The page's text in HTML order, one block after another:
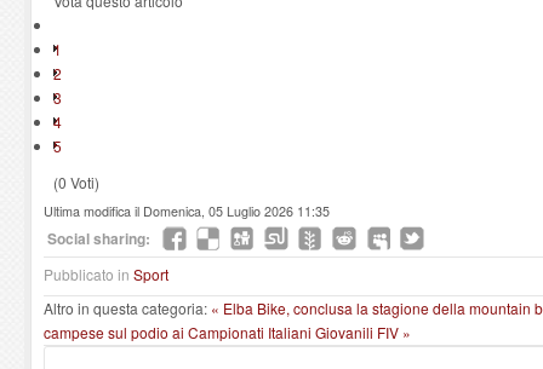
1
2
3
4
5
(0 Voti)
Ultima modifica il Domenica, 05 Luglio 2026 11:35
Social sharing:
Pubblicato in Sport
Altro in questa categoria: « Elba Bike, conclusa la stagione della mountain
campese sul podio ai Campionati Italiani Giovanili FIV »